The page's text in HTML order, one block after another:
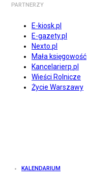
PARTNERZY
E-kiosk.pl
E-gazety.pl
Nexto.pl
Mała księgowość
Kancelarierp.pl
Wieści Rolnicze
Życie Warszawy
KALENDARIUM